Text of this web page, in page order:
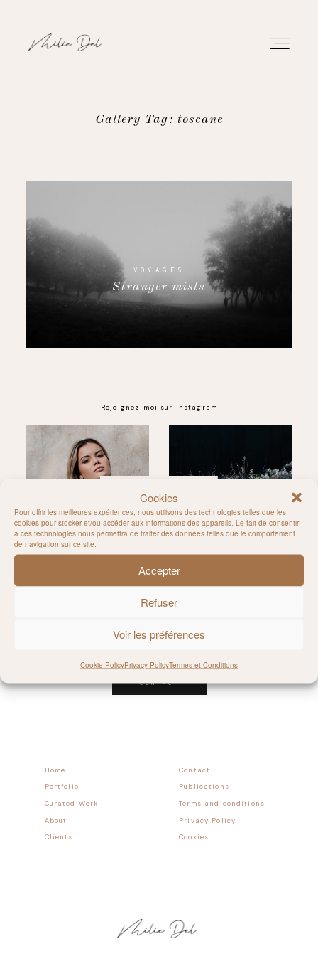
Cookies
Pour offrir les meilleures expériences, nous utilisons des technologies telles que les
cookies pour stocker et/ou accéder aux informations des appareils. Le fait de consentir
à ces technologies nous permettra de traiter des données telles que le comportement
de navigation sur ce site.
Accepter
Refuser
Voir les préférences
Cookie PolicyPrivacy PolicyTermes et Conditions
À PROPOS
Gallery Tag: toscane
VOYAGES
Stranger mists
Rejoignez-moi sur Instagram
Contact
Home
Publications
Portfolio
Terms and conditions
Curated Work
CONTACT
Privacy Policy
About
Cookies
Clients